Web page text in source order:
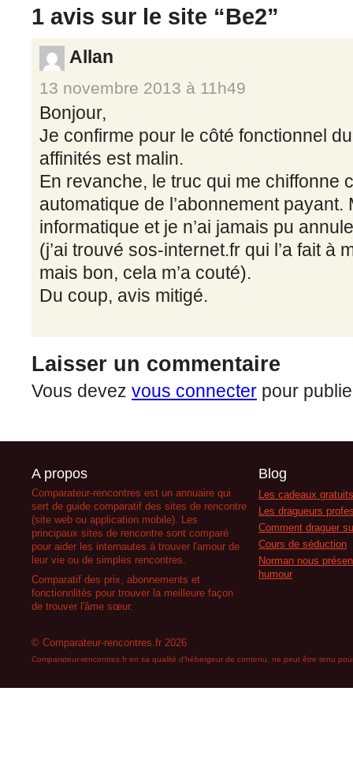
1 avis sur le site “Be2”
Allan
13 novembre 2013 à 11h49
Bonjour,
Je confirme pour le côté fonctionnel
affinités est malin.
En revanche, le truc qui me chiffonne
automatique de l’abonnement
informatique et je n’ai jamais pu
(j’ai trouvé sos-internet.fr qui l’a fait à
mais bon, cela m’a couté).
Du coup, avis mitigé.
Laisser un commentaire
Vous devez vous connecter pour
A propos
Comparateur-rencontres est un annuaire qui
sert de guide comparatif des sites de rencontre
(site web ou application mobile). Les
principaux sites de rencontre sont comparé
pour aider les internautes à trouver l'amour de
leur vie ou de simples rencontres.
Comparatif des prix, abonnements et
fonctionnlités pour trouver la meilleure façon
de trouver l'âme sœur.
Blog
Les cadeaux
Les dragueurs
Comment draguer
Cours de séduction
Norman nous
humour
© Comparateur-rencontres.fr 2026
Comparateur-rencontres.fr en sa qualité d'hébergeur de contenu, ne peut être tenu